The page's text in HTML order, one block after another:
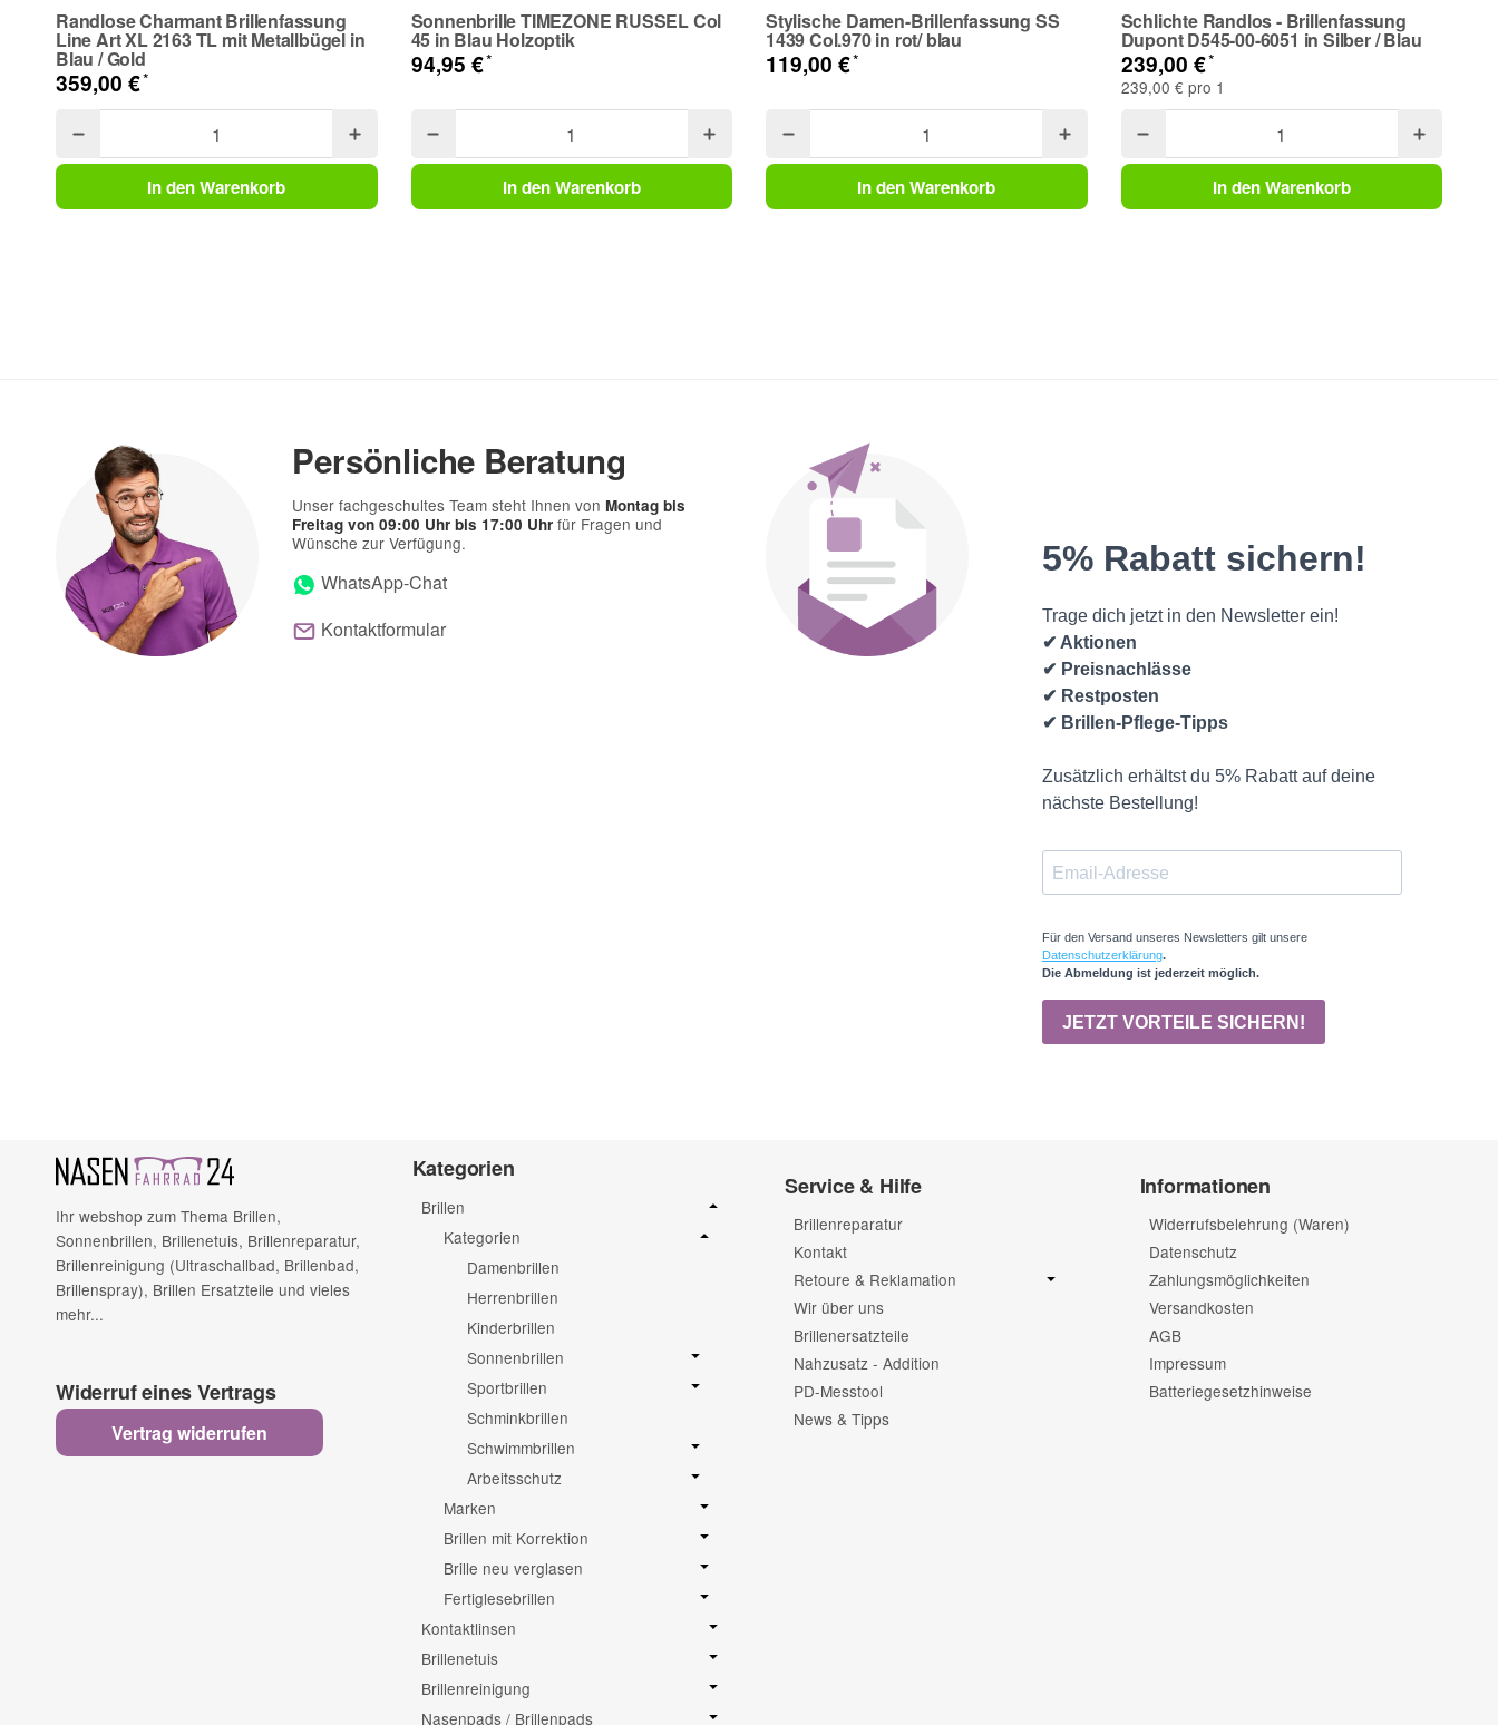
Randlose Charmant Brillenfassung
Line Art XL 2163 TL mit Metallbügel in
Blau / Gold
359,00 €*
In den Warenkorb
Sonnenbrille TIMEZONE RUSSEL Col
45 in Blau Holzoptik
94,95 €*
In den Warenkorb
Stylische Damen-Brillenfassung SS
1439 Col.970 in rot/ blau
119,00 €*
In den Warenkorb
Schlichte Randlos - Brillenfassung
Dupont D545-00-6051 in Silber / Blau
239,00 €*
239,00 € pro 1
In den Warenkorb
Persönliche Beratung
Unser fachgeschultes Team steht Ihnen von Montag bis
Freitag von 09:00 Uhr bis 17:00 Uhr für Fragen und
Wünsche zur Verfügung.
WhatsApp-Chat
Kontaktformular
Ihr webshop zum Thema Brillen,
Sonnenbrillen, Brillenetuis, Brillenreparatur,
Brillenreinigung (Ultraschallbad, Brillenbad,
Brillenspray), Brillen Ersatzteile und vieles
mehr...
Widerruf eines Vertrags
Vertrag widerrufen
Kategorien
Brillen
Kategorien
Damenbrillen
Herrenbrillen
Kinderbrillen
Sonnenbrillen
Sportbrillen
Schminkbrillen
Schwimmbrillen
Arbeitsschutz
Marken
Brillen mit Korrektion
Brille neu verglasen
Fertiglesebrillen
Kontaktlinsen
Brillenetuis
Brillenreinigung
Nasenpads / Brillenpads
Service & Hilfe
Brillenreparatur
Kontakt
Retoure & Reklamation
Wir über uns
Brillenersatzteile
Nahzusatz - Addition
PD-Messtool
News & Tipps
Informationen
Widerrufsbelehrung (Waren)
Datenschutz
Zahlungsmöglichkeiten
Versandkosten
AGB
Impressum
Batteriegesetzhinweise